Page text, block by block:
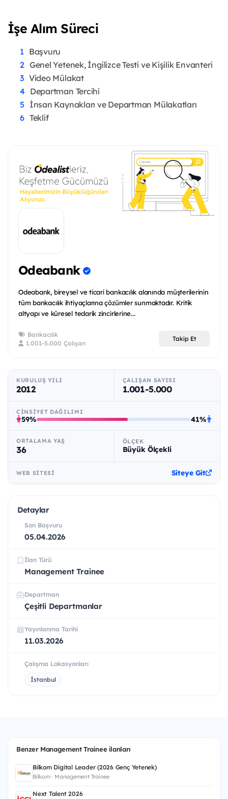
İşe Alım Süreci
Başvuru
Genel Yetenek, İngilizce Testi ve Kişilik Envanteri
Video Mülakat
Departman Tercihi
İnsan Kaynakları ve Departman Mülakatları
Teklif
Odeabank
Odeabank, bireysel ve ticari bankacılık alanında müşterilerinin
tüm bankacılık ihtiyaçlarına çözümler sunmaktadır. Kritik
altyapı ve küresel tedarik zincirlerine...
Bankacılık
1.001-5.000 Çalışan
Takip Et
KURULUŞ YILI
2012
ÇALIŞAN SAYISI
1.001-5.000
CINSIYET DAĞILIMI
59% 41%
ORTALAMA YAŞ
36
ÖLÇEK
Büyük Ölçekli
WEB SITESI Siteye Git
Detaylar
Son Başvuru
05.04.2026
İlan Türü
Management Trainee
Departman
Çeşitli Departmanlar
Yayınlanma Tarihi
11.03.2026
Çalışma Lokasyonları
İstanbul
Benzer Management Trainee ilanları
Bilkom Digital Leader (2026 Genç Yetenek)
Bilkom · Management Trainee
Next Talent 2026